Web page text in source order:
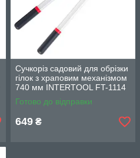
Сучкоріз садовий для обрізки
гілок з храповим механізмом
740 мм INTERTOOL FT-1114
Готово до відправки
649 ₴